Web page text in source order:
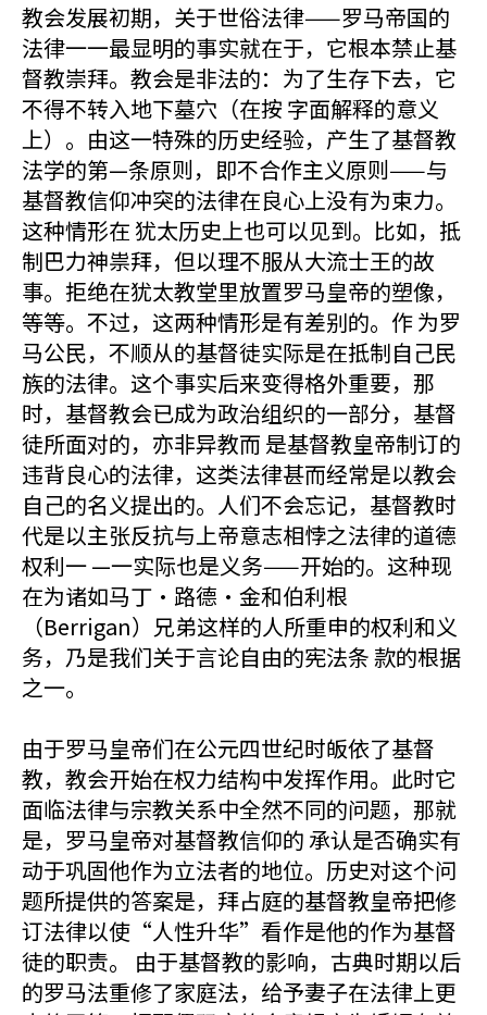
教会发展初期，关于世俗法律——罗马帝国的
法律一一最显明的事实就在于，它根本禁止基
督教崇拜。教会是非法的：为了生存下去，它
不得不转入地下墓穴（在按 字面解释的意义
上）。由这一特殊的历史经验，产生了基督教
法学的第—条原则，即不合作主义原则——与
基督教信仰冲突的法律在良心上没有为束力。
这种情形在 犹太历史上也可以见到。比如，抵
制巴力神祟拜，但以理不服从大流士王的故
事。拒绝在犹太教堂里放置罗马皇帝的塑像，
等等。不过，这两种情形是有差别的。作 为罗
马公民，不顺从的基督徒实际是在抵制自己民
族的法律。这个事实后来变得格外重要，那
时，基督教会已成为政治组织的一部分，基督
徒所面对的，亦非异教而 是基督教皇帝制订的
违背良心的法律，这类法律甚而经常是以教会
自己的名义提出的。人们不会忘记，基督教时
代是以主张反抗与上帝意志相悖之法律的道德
权利一 —一实际也是义务——开始的。这种现
在为诸如马丁·路德·金和伯利根
（Berrigan）兄弟这样的人所重申的权利和义
务，乃是我们关于言论自由的宪法条 款的根据
之一。
由于罗马皇帝们在公元四世纪时皈依了基督
教，教会开始在权力结构中发挥作用。此时它
面临法律与宗教关系中全然不同的问题，那就
是，罗马皇帝对基督教信仰的 承认是否确实有
动于巩固他作为立法者的地位。历史对这个问
题所提供的答案是，拜占庭的基督教皇帝把修
订法律以使“人性升华”看作是他的作为基督
徒的职责。 由于基督教的影响，古典时期以后
的罗马法重修了家庭法，给予妻子在法律上更